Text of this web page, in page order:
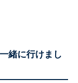
緒に行けまし